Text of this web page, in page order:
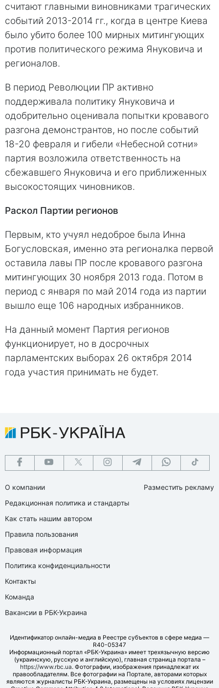
считают главными виновниками трагических
событий 2013-2014 гг., когда в центре Киева
было убито более 100 мирных митингующих
против политического режима Януковича и
регионалов.
В период Революции ПР активно
поддерживала политику Януковича и
одобрительно оценивала попытки кровавого
разгона демонстрантов, но после событий
18-20 февраля и гибели «Небесной сотни»
партия возложила ответственность на
сбежавшего Януковича и его приближенных
высокостоящих чиновников.
Раскол Партии регионов
Первым, кто учуял недоброе была Инна
Богусловская, именно эта регионалка первой
оставила лавы ПР после кровавого разгона
митингующих 30 ноября 2013 года. Потом в
период с января по май 2014 года из партии
вышло еще 106 народных избранников.
На данный момент Партия регионов
функционирует, но в досрочных
парламентских выборах 26 октября 2014
года участия принимать не будет.
О компании
Редакционная политика и стандарты
Как стать нашим автором
Правила пользования
Правовая информация
Политика конфиденциальности
Контакты
Команда
Вакансии в РБК-Украина
Разместить рекламу
Идентификатор онлайн-медиа в Реестре субъектов в сфере медиа —
R40-05347
Информационный портал «РБК-Украина» имеет трехязычную версию
(украинскую, русскую и английскую), главная страница портала –
https://www.rbc.ua. Фотографии, изображения принадлежат их
правообладателям. Все фотографии на Портале, авторами которых
являются журналисты РБК-Украина, размещены на условиях лицензии